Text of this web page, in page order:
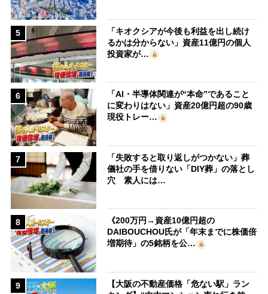
5
「キオクシアが今後も利益を出し続け
るかは分からない」資産11億円の個人
投資家が…
6
「AI・半導体関連が“本命”であること
に変わりはない」資産20億円超の90歳
現役トレー…
7
「失敗すると取り返しがつかない」葬
儀社の手を借りない「DIY葬」の落とし
穴 素人には…
8
《200万円→資産10億円超の
DAIBOUCHOU氏が「年末までに株価倍
増期待」の5銘柄を公…
9
【大阪の不動産価格「危ない駅」ラン